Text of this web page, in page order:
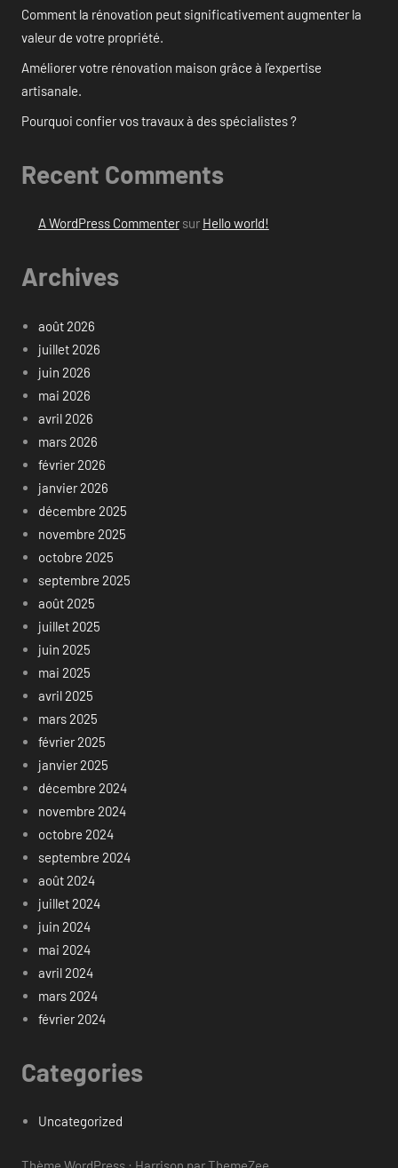
Comment la rénovation peut significativement augmenter la
valeur de votre propriété.
Améliorer votre rénovation maison grâce à l’expertise
artisanale.
Pourquoi confier vos travaux à des spécialistes ?
Recent Comments
A WordPress Commentersur Hello world!
Archives
août 2026
juillet 2026
juin 2026
mai 2026
avril 2026
mars 2026
février 2026
janvier 2026
décembre 2025
novembre 2025
octobre 2025
septembre 2025
août 2025
juillet 2025
juin 2025
mai 2025
avril 2025
mars 2025
février 2025
janvier 2025
décembre 2024
novembre 2024
octobre 2024
septembre 2024
août 2024
juillet 2024
juin 2024
mai 2024
avril 2024
mars 2024
février 2024
Categories
Uncategorized